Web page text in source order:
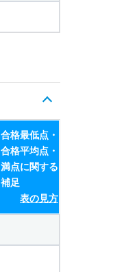
合格最低点・
合格平均点・
満点に関する
補足
表の見方